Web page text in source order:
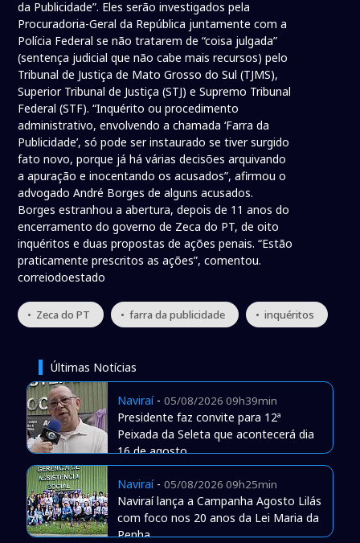
da Publicidade”. Eles serão investigados pela
Procuradoria-Geral da República juntamente com a
Polícia Federal se não tratarem de “coisa julgada”
(sentença judicial que não cabe mais recursos) pelo
Tribunal de Justiça de Mato Grosso do Sul (TJMS),
Superior Tribunal de Justiça (STJ) e Supremo Tribunal
Federal (STF). “Inquérito ou procedimento
administrativo, envolvendo a chamada ‘Farra da
Publicidade’, só pode ser instaurado se tiver surgido
fato novo, porque já há várias decisões arquivando
a apuração e inocentando os acusados”, afirmou o
advogado André Borges de alguns acusados.
Borges estranhou a abertura, depois de 11 anos do
encerramento do governo de Zeca do PT, de oito
inquéritos e duas propostas de ações penais. “Estão
praticamente prescritos as ações”, comentou.
correiodoestado
• Zeca do PT • farra da publicidade • inquéritos
Últimas Notícias
Naviraí- 05/08/2026 09h39min
Presidente faz convite para 12ª
Peixada da Seleta que acontecerá dia
16 de agosto
Naviraí- 05/08/2026 09h25min
Naviraí lança a Campanha Agosto Lilás
com foco nos 20 anos da Lei Maria da
Penha